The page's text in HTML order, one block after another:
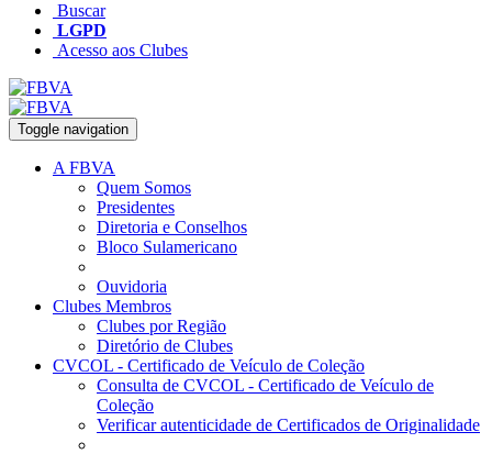
Buscar
LGPD
Acesso aos Clubes
Toggle navigation
A FBVA
Quem Somos
Presidentes
Diretoria e Conselhos
Bloco Sulamericano
Ouvidoria
Clubes Membros
Clubes por Região
Diretório de Clubes
CVCOL - Certificado de Veículo de Coleção
Consulta de CVCOL - Certificado de Veículo de
Coleção
Verificar autenticidade de Certificados de Originalidade